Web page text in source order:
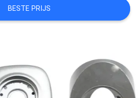
BESTE PRIJS